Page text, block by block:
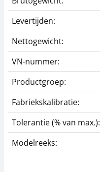
Levertijden:
Nettogewicht:
VN-nummer:
Productgroep:
Fabriekskalibratie:
Tolerantie (% van max.):
Modelreeks: